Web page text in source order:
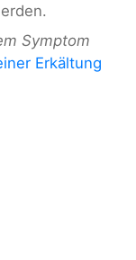
Symptom
Erkältung